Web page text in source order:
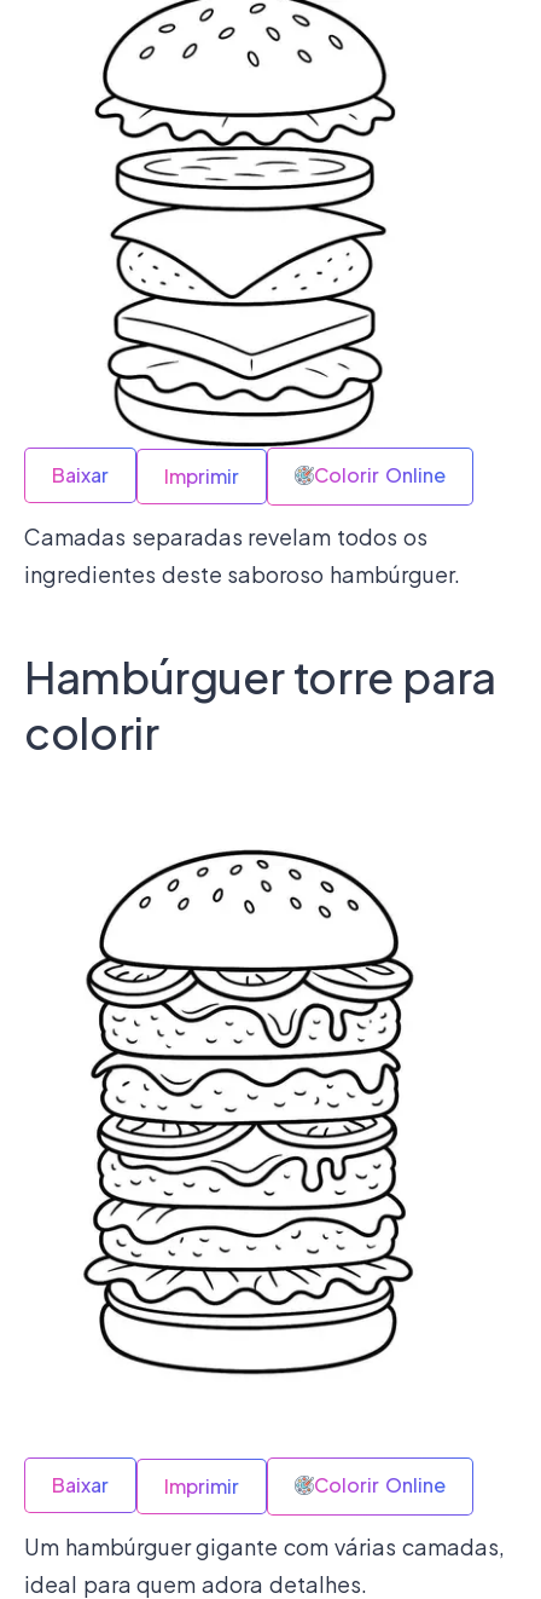
Baixar Imprimir Colorir Online
Camadas separadas revelam todos os
ingredientes deste saboroso hambúrguer.
Hambúrguer torre para
colorir
Baixar Imprimir Colorir Online
Um hambúrguer gigante com várias camadas,
ideal para quem adora detalhes.